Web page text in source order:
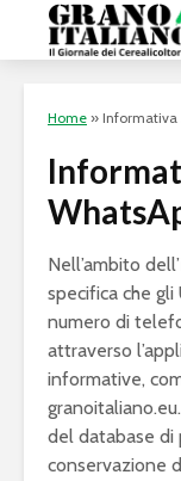
Home » Informativa
Nell’ambito
specifica che
numero di
attraverso
informative,
del database di
conservazione